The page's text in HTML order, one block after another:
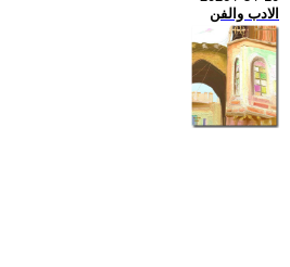
الادب والفن